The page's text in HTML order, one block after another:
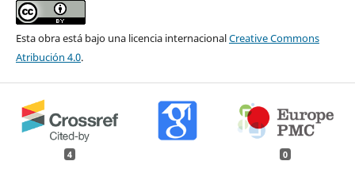
Esta obra está bajo una licencia internacionalCreative Commons
Atribución 4.0.
4 0